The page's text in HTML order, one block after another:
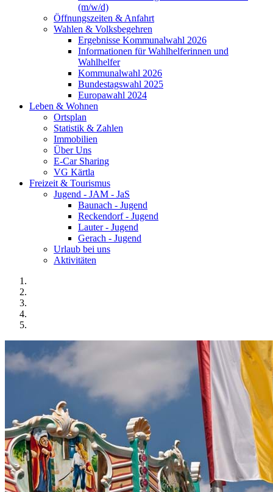
(m/w/d)
Öffnungszeiten & Anfahrt
Wahlen & Volksbegehren
Ergebnisse Kommunalwahl 2026
Informationen für Wahlhelferinnen und
Wahlhelfer
Kommunalwahl 2026
Bundestagswahl 2025
Europawahl 2024
Leben & Wohnen
Ortsplan
Statistik & Zahlen
Immobilien
Über Uns
E-Car Sharing
VG Kärtla
Freizeit & Tourismus
Jugend - JAM - JaS
Baunach - Jugend
Reckendorf - Jugend
Lauter - Jugend
Gerach - Jugend
Urlaub bei uns
Aktivitäten